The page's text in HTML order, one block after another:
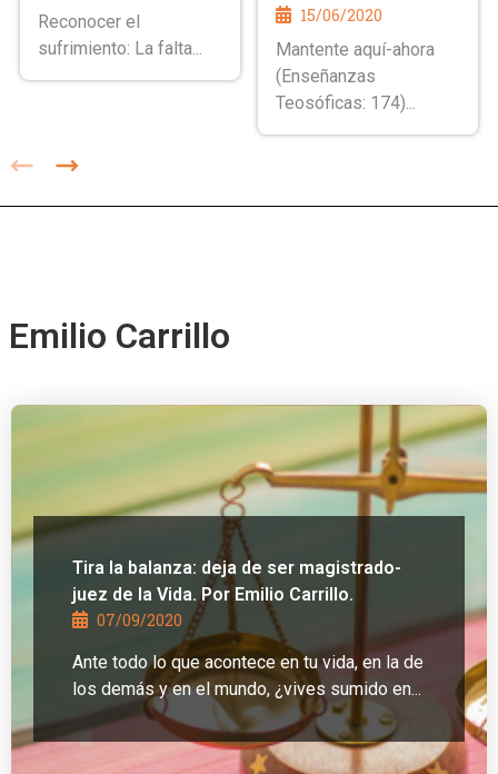
Reconocer el
sufrimiento: La falta...
15/06/2020
Mantente aquí-ahora
(Enseñanzas
Teosóficas: 174)...
Emilio Carrillo
Tira la balanza: deja de ser magistrado-
juez de la Vida. Por Emilio Carrillo.
07/09/2020
Ante todo lo que acontece en tu vida, en la de
los demás y en el mundo, ¿vives sumido en...